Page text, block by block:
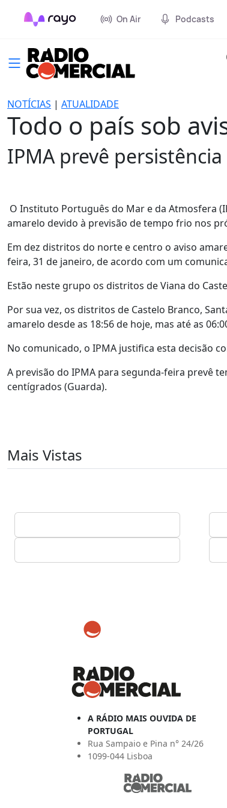
On Air Podcasts
NOTÍCIAS | ATUALIDADE
Todo o país sob
IPMA prevê
O Instituto Português do Mar e da Atmosfera
amarelo devido à previsão de tempo frio nos
Em dez distritos do norte e centro o aviso
feira, 31 de janeiro, de acordo com um
Estão neste grupo os distritos de Viana do
Por sua vez, os distritos de Castelo Branco,
amarelo desde as 18:56 de hoje, mas até as
No comunicado, o IPMA justifica esta decisão
A previsão do IPMA para segunda-feira prevê
centígrados (Guarda).
Mais Vistas
A RÁDIO MAIS OUVIDA DE
PORTUGAL
Rua Sampaio e Pina n° 24/26
1099-044 Lisboa